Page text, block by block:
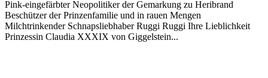
Pink-eingefärbter Neopolitiker der Gemarkung zu Heribrand
Beschützer der Prinzenfamilie und in rauen Mengen
Milchtrinkender Schnapsliebhaber Ruggi Ruggi Ihre Lieblichkeit
Prinzessin Claudia XXXIX von Giggelstein...